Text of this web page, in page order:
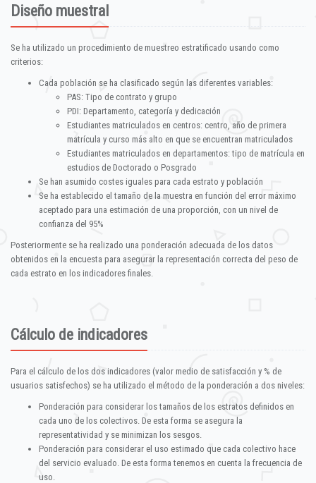
Diseño muestral
Se ha utilizado un procedimiento de muestreo estratificado usando como
criterios:
Cada población se ha clasificado según las diferentes variables:
PAS: Tipo de contrato y grupo
PDI: Departamento, categoría y dedicación
Estudiantes matriculados en centros: centro, año de primera
matrícula y curso más alto en que se encuentran matriculados
Estudiantes matriculados en departamentos: tipo de matrícula en
estudios de Doctorado o Posgrado
Se han asumido costes iguales para cada estrato y población
Se ha establecido el tamaño de la muestra en función del error máximo
aceptado para una estimación de una proporción, con un nivel de
confianza del 95%
Posteriormente se ha realizado una ponderación adecuada de los datos
obtenidos en la encuesta para asegurar la representación correcta del peso de
cada estrato en los indicadores finales.
Cálculo de indicadores
Para el cálculo de los dos indicadores (valor medio de satisfacción y % de
usuarios satisfechos) se ha utilizado el método de la ponderación a dos niveles:
Ponderación para considerar los tamaños de los estratos definidos en
cada uno de los colectivos. De esta forma se asegura la
representatividad y se minimizan los sesgos.
Ponderación para considerar el uso estimado que cada colectivo hace
del servicio evaluado. De esta forma tenemos en cuenta la frecuencia de
uso.